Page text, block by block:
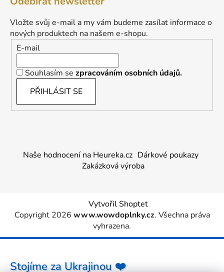
Vložte svůj e-mail a my vám budeme zasílat informace o
nových produktech na našem e-shopu.
E-mail
Souhlasím se zpracováním osobních údajů.
PŘIHLÁSIT SE
Naše hodnocení na Heureka.cz Dárkové poukazy
Zakázková výroba
Vytvořil Shoptet
Copyright 2026 www.wowdoplnky.cz. Všechna práva
vyhrazena.
Stojíme za Ukrajinou ❤️